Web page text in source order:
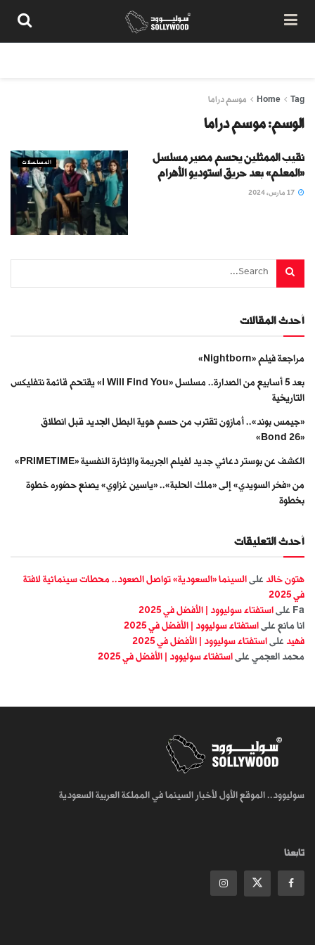
Home Tag موسم دراما
الوسم:موسم دراما
المسلسلات
نقيب الممثلين يحسم مصير مسلسل
«المعلم» بعد حريق استوديو الأهرام
أحدث المقالات
مراجعة فيلم «Nightborn»
بعد 5 أسابيع من الصدارة.. مسلسل «I Will Find You» يقتحم قائمة نتفليكس
التاريخية
«جيمس بوند».. أمازون تقترب من حسم هوية البطل الجديد قبل انطلاق
«Bond 26»
الكشف عن بوستر دعائي جديد لفيلم الجريمة والإثارة النفسية «PRIMETIME»
من «فخر السويدي» إلى «ملك الحلبة».. «ياسين غزاوي» يصنع حضوره خطوة
بخطوة
أحدث التعليقات
هتون خالد على السينما «السعودية» تواصل الصعود.. محطات سينمائية لافتة
في 2025
Fa على استفتاء سوليوود | الأفضل في 2025
انا مانع على استفتاء سوليوود | الأفضل في 2025
فهيد على استفتاء سوليوود | الأفضل في 2025
محمد العجمي على استفتاء سوليوود | الأفضل في 2025
سوليوود.. الموقع الأول لأخبار السينما في المملكة العربية السعودية
تابعنا